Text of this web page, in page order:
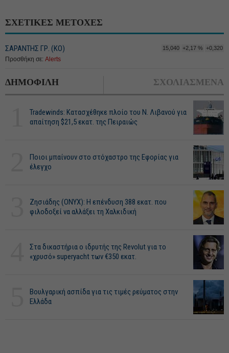
ΣΧΕΤΙΚΕΣ ΜΕΤΟΧΕΣ
ΣΑΡΑΝΤΗΣ ΓΡ. (ΚΟ) 15,040 +2,17 % +0,320
Προσθήκη σε: Alerts
ΔΗΜΟΦΙΛΗ ΣΧΟΛΙΑΣΜΕΝΑ
Tradewinds: Κατασχέθηκε πλοίο του Ν. Λιβανού για
απαίτηση $21,5 εκατ. της Πειραιώς
Ποιοι μπαίνουν στο στόχαστρο της Εφορίας για
έλεγχο
Ζησιάδης (ONYX): Η επένδυση 388 εκατ. που
φιλοδοξεί να αλλάξει τη Χαλκιδική
Στα δικαστήρια ο ιδρυτής της Revolut για το
«χρυσό» superyacht των €350 εκατ.
Βουλγαρική ασπίδα για τις τιμές ρεύματος στην
Ελλάδα